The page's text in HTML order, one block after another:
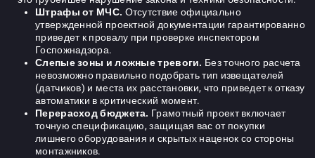
Штрафы от МЧС. Отсутствие официально
утвержденной проектной документации гарантированно
приведет к провалу при проверке инспектором
Госпожнадзора.
Слепые зоны и ложные тревоги. Без точного расчета
невозможно правильно подобрать тип извещателей
(датчиков) и места их расстановки, что приведет к отказу
автоматики в критический момент.
Перерасход бюджета. Грамотный проект включает
точную спецификацию, защищая вас от покупки
лишнего оборудования и скрытых наценок со стороны
монтажников.